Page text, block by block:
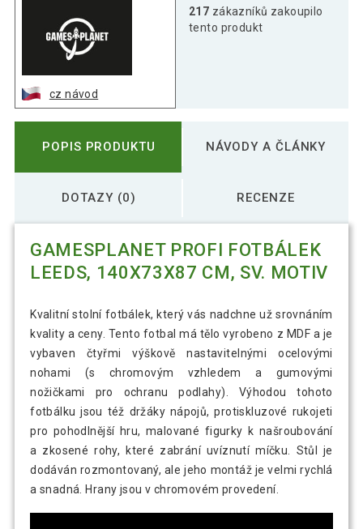
cz návod
217 zákazníků zakoupilo
tento produkt
POPIS PRODUKTU NÁVODY A ČLÁNKY
DOTAZY (0) RECENZE
GAMESPLANET PROFI FOTBÁLEK
LEEDS, 140X73X87 CM, SV. MOTIV
Kvalitní stolní fotbálek, který vás nadchne už srovnáním
kvality a ceny. Tento fotbal má tělo vyrobeno z MDF a je
vybaven čtyřmi výškově nastavitelnými ocelovými
nohami (s chromovým vzhledem a gumovými
nožičkami pro ochranu podlahy). Výhodou tohoto
fotbálku jsou též držáky nápojů, protiskluzové rukojeti
pro pohodlnější hru, malované figurky k našroubování
a zkosené rohy, které zabrání uvíznutí míčku. Stůl je
dodáván rozmontovaný, ale jeho montáž je velmi rychlá
a snadná. Hrany jsou v chromovém provedení.